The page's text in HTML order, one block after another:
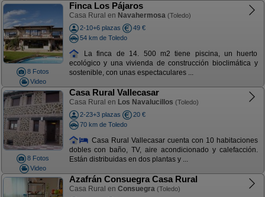
8 Fotos
Video
Finca Los Pájaros
Casa Rural en Navahermosa (Toledo)
2-10+6 plazas
49 €
54 km de Toledo
La finca de 14. 500 m2 tiene piscina, un huerto
ecológico y una vivienda de construcción bioclimática y
sostenible, con unas espectaculares ...
8 Fotos
Video
Casa Rural Vallecasar
Casa Rural en Los Navalucillos (Toledo)
2-23+3 plazas
20 €
70 km de Toledo
Casa Rural Vallecasar cuenta con 10 habitaciones
dobles con baño, TV, aire acondicionado y calefacción.
Están distribuidas en dos plantas y ...
Azafrán Consuegra Casa Rural
Casa Rural en Consuegra (Toledo)